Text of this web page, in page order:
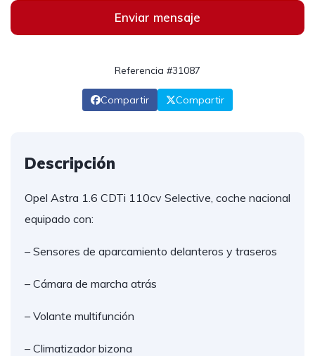
Enviar mensaje
Referencia #31087
Compartir Compartir
Descripción
Opel Astra 1.6 CDTi 110cv Selective, coche nacional
equipado con:
– Sensores de aparcamiento delanteros y traseros
– Cámara de marcha atrás
– Volante multifunción
– Climatizador bizona